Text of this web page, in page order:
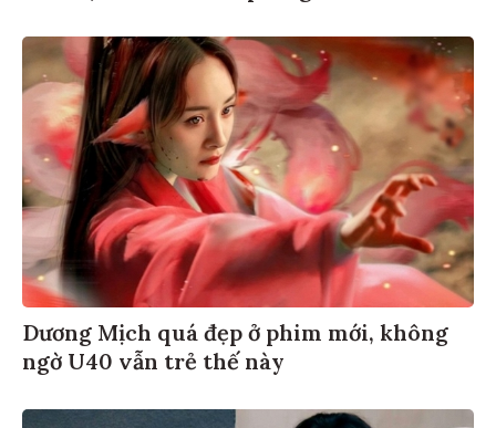
Dương Mịch quá đẹp ở phim mới, không
ngờ U40 vẫn trẻ thế này